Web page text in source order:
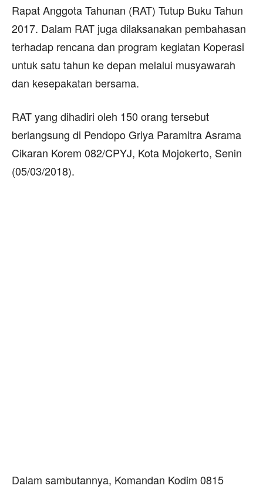
Rapat Anggota Tahunan (RAT) Tutup Buku Tahun
2017. Dalam RAT juga dilaksanakan pembahasan
terhadap rencana dan program kegiatan Koperasi
untuk satu tahun ke depan melalui musyawarah
dan kesepakatan bersama.
RAT yang dihadiri oleh 150 orang tersebut
berlangsung di Pendopo Griya Paramitra Asrama
Cikaran Korem 082/CPYJ, Kota Mojokerto, Senin
(05/03/2018).
Dalam sambutannya, Komandan Kodim 0815